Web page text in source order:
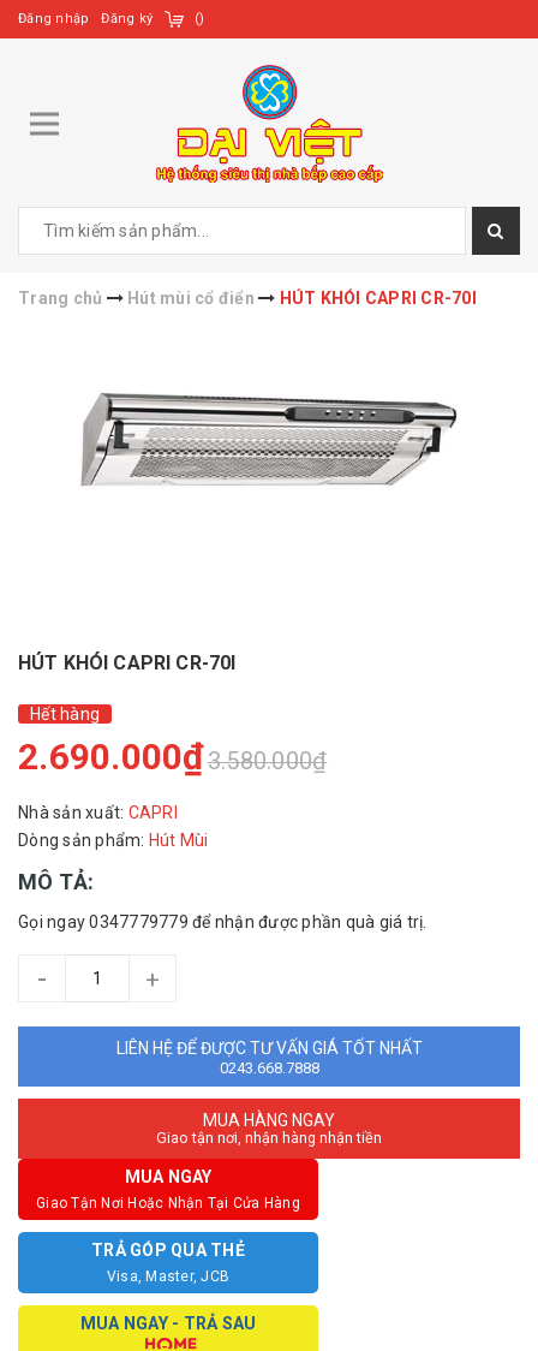
Đăng nhập Đăng ký ()
Trang chủ Hút mùi cổ điển HÚT KHÓI CAPRI CR-70I
HÚT KHÓI CAPRI CR-70I
Hết hàng
2.690.000₫3.580.000₫
Nhà sản xuất: CAPRI
Dòng sản phẩm: Hút Mùi
MÔ TẢ:
Gọi ngay 0347779779 để nhận được phần quà giá trị.
- +
LIÊN HỆ ĐỂ ĐƯỢC TƯ VẤN GIÁ TỐT NHẤT
0243.668.7888
MUA HÀNG NGAY
Giao tận nơi, nhận hàng nhận tiền
MUA NGAY
Giao Tận Nơi Hoặc Nhận Tại Cửa Hàng
TRẢ GÓP QUA THẺ
Visa, Master, JCB
MUA NGAY - TRẢ SAU